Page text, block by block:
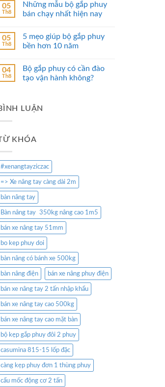
05
Th8
Những mẫu bộ gắp phuy
bán chạy nhất hiện nay
05
Th8
5 mẹo giúp bộ gắp phuy
bền hơn 10 năm
04
Th8
Bộ gắp phuy có cần đào
tạo vận hành không?
LUẬN
KHÓA
#xenangtayziczac
=> Xe nâng tay càng dài 2m
bàn nâng tay
Bàn nâng tay 350kg nâng cao 1m5
bán xe nâng tay 51mm
bo kep phuy doi
bàn nâng có bánh xe 500kg
bàn nâng điện bán xe nâng phuy điện
bán xe nâng tay 2 tấn nhập khẩu
bán xe nâng tay cao 500kg
bán xe nâng tay cao mặt bàn
bộ kẹp gắp phuy đôi 2 phuy
casumina 815-15 lốp đặc
càng kẹp phuy đơn 1 thùng phuy
cẩu mốc động cơ 2 tấn